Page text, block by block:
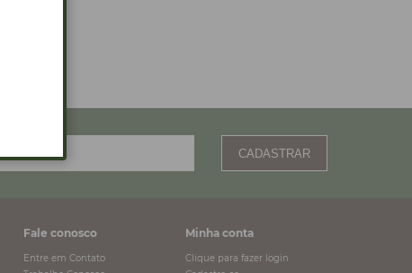
CADASTRAR
Fale conosco
Entre em Contato
Minha conta
Clique para fazer login